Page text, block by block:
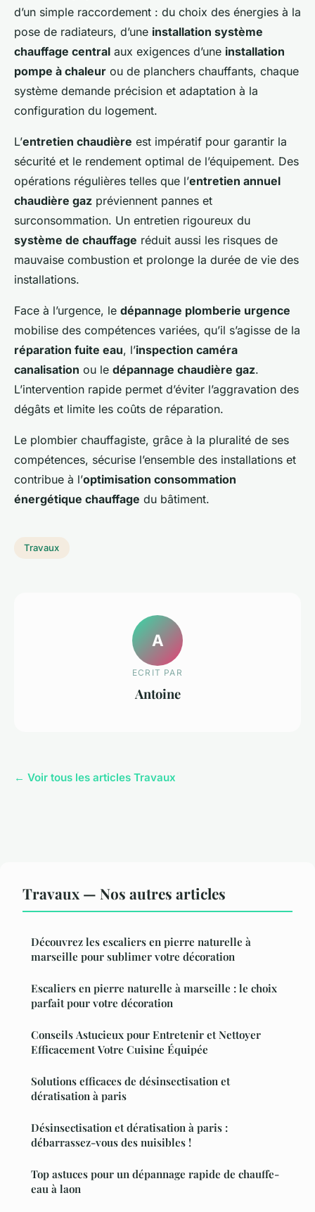
d’un simple raccordement : du choix des énergies à la
pose de radiateurs, d’une installation système
chauffage central aux exigences d’une installation
pompe à chaleur ou de planchers chauffants, chaque
système demande précision et adaptation à la
configuration du logement.
L’entretien chaudière est impératif pour garantir la
sécurité et le rendement optimal de l’équipement. Des
opérations régulières telles que l’entretien annuel
chaudière gaz préviennent pannes et
surconsommation. Un entretien rigoureux du
système de chauffage réduit aussi les risques de
mauvaise combustion et prolonge la durée de vie des
installations.
Face à l’urgence, le dépannage plomberie urgence
mobilise des compétences variées, qu’il s’agisse de la
réparation fuite eau, l’inspection caméra
canalisation ou le dépannage chaudière gaz.
L’intervention rapide permet d’éviter l’aggravation des
dégâts et limite les coûts de réparation.
Le plombier chauffagiste, grâce à la pluralité de ses
compétences, sécurise l’ensemble des installations et
contribue à l’optimisation consommation
énergétique chauffage du bâtiment.
Travaux
A
ECRIT PAR
Antoine
← Voir tous les articles Travaux
Travaux — Nos autres articles
Découvrez les escaliers en pierre naturelle à
marseille pour sublimer votre décoration
Escaliers en pierre naturelle à marseille : le choix
parfait pour votre décoration
Conseils Astucieux pour Entretenir et Nettoyer
Efficacement Votre Cuisine Équipée
Solutions efficaces de désinsectisation et
dératisation à paris
Désinsectisation et dératisation à paris :
débarrassez-vous des nuisibles !
Top astuces pour un dépannage rapide de chauffe-
eau à laon